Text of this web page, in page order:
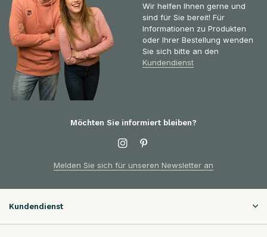
Wir helfen Ihnen gerne und
sind für Sie bereit! Für
Informationen zu Produkten
oder Ihrer Bestellung wenden
Sie sich bitte an den
Kundendienst
Möchten Sie informiert bleiben?
Melden Sie sich für unseren Newsletter an
Kundendienst